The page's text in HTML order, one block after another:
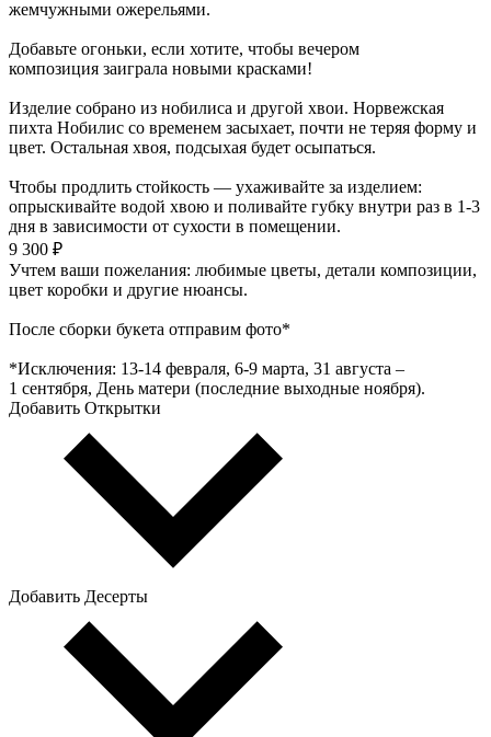
жемчужными ожерельями.
Добавьте огоньки, если хотите, чтобы вечером
композиция заиграла новыми красками!
Изделие собрано из нобилиса и другой хвои. Норвежская
пихта Нобилис со временем засыхает, почти не теряя форму и
цвет. Остальная хвоя, подсыхая будет осыпаться.
Чтобы продлить стойкость — ухаживайте за изделием:
опрыскивайте водой хвою и поливайте губку внутри раз в 1-3
дня в зависимости от сухости в помещении.
9 300 ₽
Учтем ваши пожелания: любимые цветы, детали композиции,
цвет коробки и другие нюансы.
После сборки букета отправим фото*
*Исключения: 13‑14 февраля, 6‑9 марта, 31 августа –
1 сентября, День матери (последние выходные ноября).
Добавить Открытки
Добавить Десерты